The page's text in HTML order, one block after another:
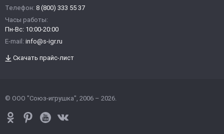
Телефон: 8 (800) 333 55 37
Часы работы:
Пн-Вс: 10:00-20:00
E-mail: info@s-igr.ru
Скачать прайс-лист
© ООО "Союз-игрушка", 2006 – 2026.